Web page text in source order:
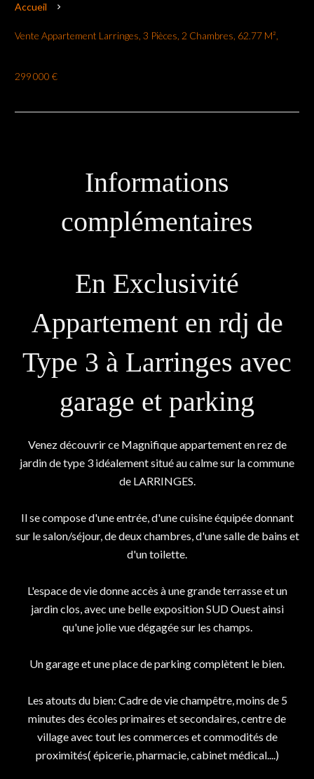
Accueil
Vente Appartement Larringes, 3 Pièces, 2 Chambres, 62.77 M²,
299 000 €
Informations
complémentaires
En Exclusivité
Appartement en rdj de
Type 3 à Larringes avec
garage et parking
Venez découvrir ce Magnifique appartement en rez de
jardin de type 3 idéalement situé au calme sur la commune
de LARRINGES.
Il se compose d'une entrée, d'une cuisine équipée donnant
sur le salon/séjour, de deux chambres, d'une salle de bains et
d'un toilette.
L'espace de vie donne accès à une grande terrasse et un
jardin clos, avec une belle exposition SUD Ouest ainsi
qu'une jolie vue dégagée sur les champs.
Un garage et une place de parking complètent le bien.
Les atouts du bien: Cadre de vie champêtre, moins de 5
minutes des écoles primaires et secondaires, centre de
village avec tout les commerces et commodités de
proximités( épicerie, pharmacie, cabinet médical....)